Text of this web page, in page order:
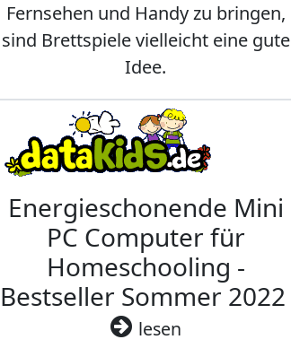
Fernsehen und Handy zu bringen,
sind Brettspiele vielleicht eine gute
Idee.
Energieschonende Mini
PC Computer für
Homeschooling -
Bestseller Sommer 2022
lesen